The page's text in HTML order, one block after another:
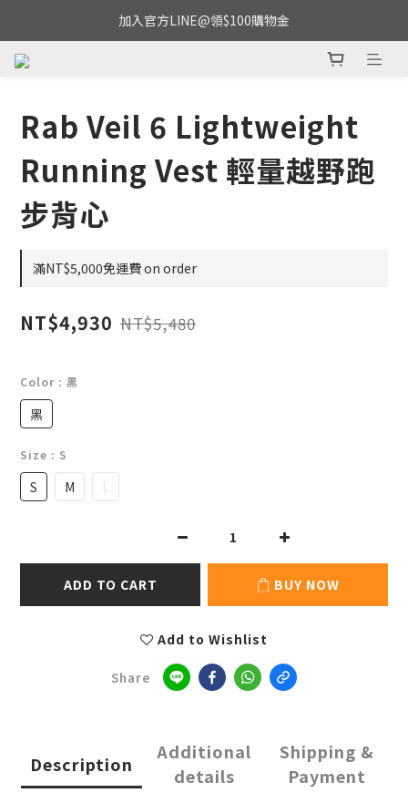
加入官方LINE@領$100購物金
Rab Veil 6 Lightweight
Running Vest 輕量越野跑
步背心
滿NT$5,000免運費 on order
NT$4,930 NT$5,480
Color : 黑
黑
Size : S
S M L
ADD TO CART BUY NOW
Add to Wishlist
Share
Description
Additional
details
Shipping &
Payment